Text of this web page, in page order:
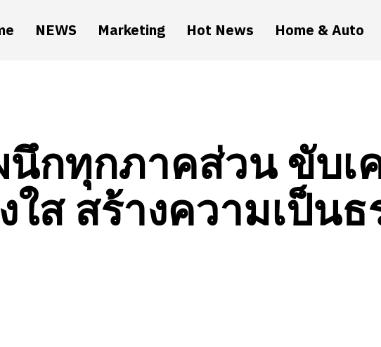
NEWS Marketing Hot News Home & Auto
กทุกภาคส่วน ขับเ
ใส สร้างความเป็น